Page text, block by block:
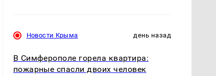
В магазинах России
СМИ: В Химках на
полицейскую
Новости Крыма день назад
В Симферополе горела квартира:
пожарные спасли двоих человек